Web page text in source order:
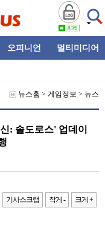
오피니언 멀티미디어
뉴스홈 > 게임정보 > 뉴스
: 솔도로스' 업데이
기사스크랩 작게 - 크게 +